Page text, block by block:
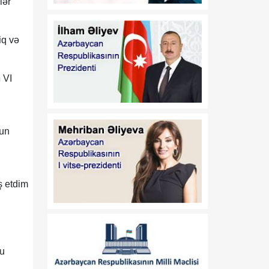
və
etdim
Azərbaycan
14 iyul tarixli 449-VIIQD
nömrəli Qanununun tətbiqi
və bununla əlaqədar bəzi
məsələlərin tənzimlənməsi
İnvestisiya Forumunun
Təşkilat Komitəsinin
yaradılması haqqında
08 Avqust
Respublikasının Elm və
Təhsil və Elm Nazirliyi
arasında illik təhsil
kvotalarının qarşılıqlı
ayrılması haqqında
01:04
08 Avqust